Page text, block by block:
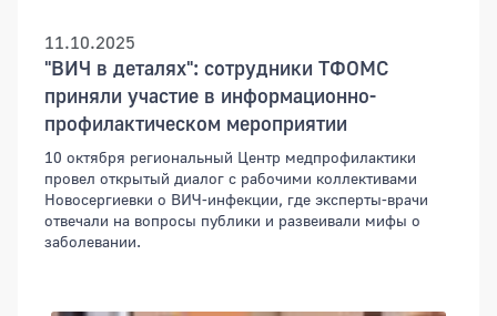
11.10.2025
"ВИЧ в деталях": сотрудники ТФОМС
приняли участие в информационно-
профилактическом мероприятии
10 октября региональный Центр медпрофилактики
провел открытый диалог с рабочими коллективами
Новосергиевки о ВИЧ-инфекции, где эксперты-врачи
отвечали на вопросы публики и развеивали мифы о
заболевании.